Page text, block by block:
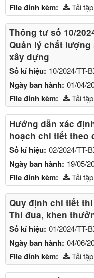
File đính kèm: Tải
Thông tư số 10/
Quản lý chất lượng
xây dựng
Số kí hiệu: 10/2024/TT-
Ngày ban hành: 01/04/
File đính kèm: Tải
Hướng dẫn xác
hoạch chi tiết theo
Số kí hiệu: 02/2024/TT-
Ngày ban hành: 19/05/
File đính kèm: Tải
Quy định chi tiết
Thi đua, khen
Số kí hiệu: 01/2024/TT-
Ngày ban hành: 04/06/
File đính kèm: Tải